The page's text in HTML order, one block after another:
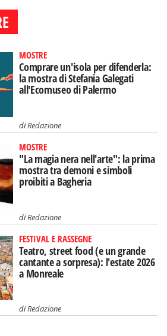
MOSTRE
Comprare un'isola per difenderla:
la mostra di Stefania Galegati
all'Ecomuseo di Palermo
diRedazione
MOSTRE
"La magia nera nell'arte": la prima
mostra tra demoni e simboli
proibiti a Bagheria
diRedazione
FESTIVAL E RASSEGNE
Teatro, street food (e un grande
cantante a sorpresa): l'estate 2026
a Monreale
diRedazione